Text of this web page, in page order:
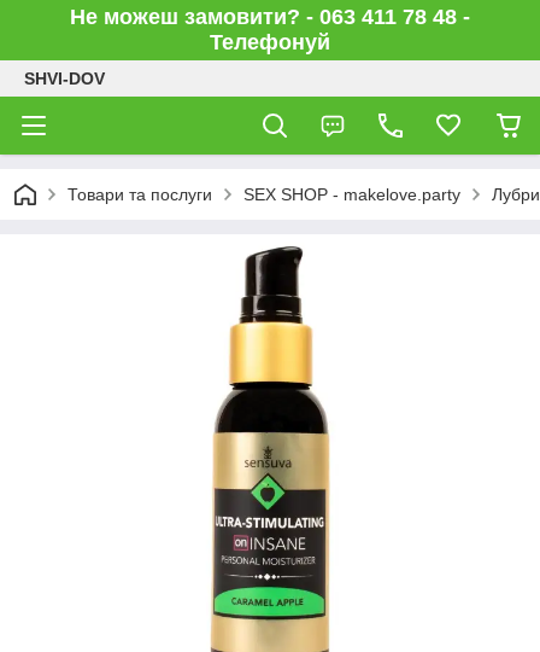
Не можеш замовити? - 063 411 78 48 -
Телефонуй
SHVI-DOV
Товари та послуги SEX SHOP - makelove.party